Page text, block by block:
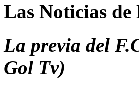
Las Noticias de
La previa del
Gol Tv)